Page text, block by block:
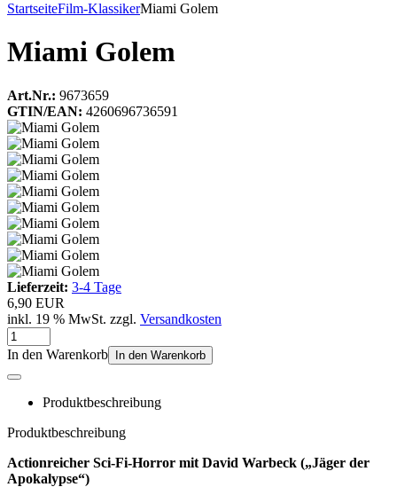
StartseiteFilm-KlassikerMiami Golem
Miami Golem
Art.Nr.: 9673659
GTIN/EAN: 4260696736591
Lieferzeit: 3-4 Tage
6,90 EUR
inkl. 19 % MwSt. zzgl. Versandkosten
In den Warenkorb In den Warenkorb
Produktbeschreibung
Produktbeschreibung
Actionreicher Sci-Fi-Horror mit David Warbeck („Jäger der
Apokalypse“)